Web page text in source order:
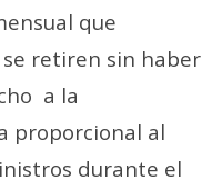
que
retiren sin haber
a la
proporcional al
durante el